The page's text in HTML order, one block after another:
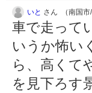
いと さん （南国市/
車で走って
いうか怖い
ら、高くて
を見下ろす